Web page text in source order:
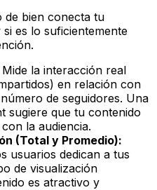
de bien conecta tu
es lo suficientemente
Mide la interacción real
en relación con
de seguidores. Una
sugiere que tu contenido
la audiencia.
(Total y Promedio):
usuarios dedican a tus
de visualización
es atractivo y